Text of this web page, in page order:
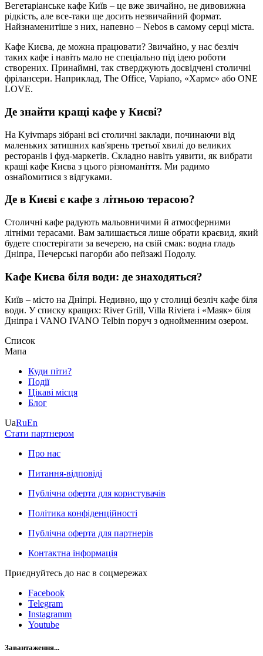
Вегетаріанське кафе Київ – це вже звичайно, не дивовижна
рідкість, але все-таки ще досить незвичайний формат.
Найзнаменитіше з них, напевно – Nebos в самому серці міста.
Кафе Києва, де можна працювати? Звичайно, у нас безліч
таких кафе і навіть мало не спеціально під ідею роботи
створених. Принаймні, так стверджують досвідчені столичні
фрілансери. Наприклад, The Office, Vapiano, «Хармс» або ONE
LOVE.
Де знайти кращі кафе у Києві?
На Kyivmaps зібрані всі столичні заклади, починаючи від
маленьких затишних кав'ярень третьої хвилі до великих
ресторанів і фуд-маркетів. Складно навіть уявити, як вибрати
кращі кафе Києва з цього різноманіття. Ми радимо
ознайомитися з відгуками.
Де в Києві є кафе з літньою терасою?
Столичні кафе радують мальовничими й атмосферними
літніми терасами. Вам залишається лише обрати краєвид, який
будете спостерігати за вечерею, на свій смак: водна гладь
Дніпра, Печерські пагорби або пейзажі Подолу.
Кафе Києва біля води: де знаходяться?
Київ – місто на Дніпрі. Недивно, що у столиці безліч кафе біля
води. У списку кращих: River Grill, Villa Riviera і «Маяк» біля
Дніпра і VANO IVANO Telbin поруч з однойменним озером.
Список
Мапа
Куди піти?
Події
Цікаві місця
Блог
UaRuEn
Стати партнером
Про нас
Питання-відповіді
Публічна оферта для користувачів
Політика конфіденційності
Публічна оферта для партнерів
Контактна інформація
Приєднуйтесь до нас в соцмережах
Facebook
Telegram
Instagramm
Youtube
Завантаження...